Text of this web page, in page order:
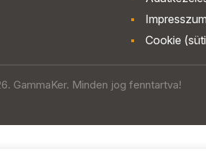
Impresszum
Cookie
GammaKer. Minden jog fenntartva!